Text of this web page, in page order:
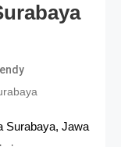
Surabaya, Jawa